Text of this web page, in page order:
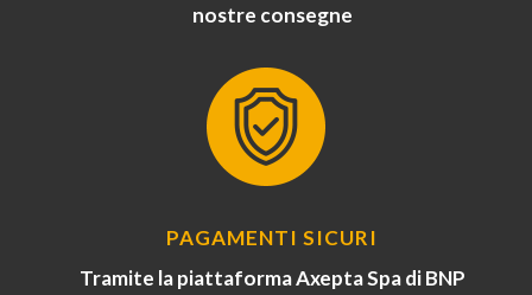
nostre consegne
PAGAMENTI SICURI
Tramite la piattaforma Axepta Spa di BNP